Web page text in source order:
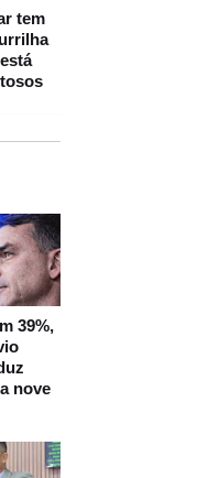
tem
39%,
nove